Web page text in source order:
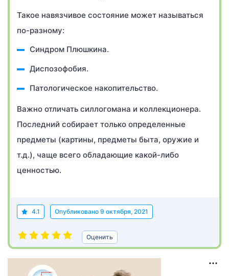
Такое навязчивое состояние может называться
по-разному:
Синдром Плюшкина.
Диспозофобия.
Патологическое накопительство.
Важно отличать силлогомана и коллекционера.
Последний собирает только определенные
предметы (картины, предметы быта, оружие и
т.д.), чаще всего обладающие какой-либо
ценностью.
4.1 Опубликовано 9 октября, 2021
Оценить